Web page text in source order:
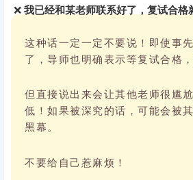
❌ 我已经和某老师联系好了，复试合格
这种话一定一定不要说！即使事
了，导师也明确表示等复试合格
但直接说出来会让其他老师很尴
低！如果被深究的话，可能会被
黑幕。
不要给自己惹麻烦！